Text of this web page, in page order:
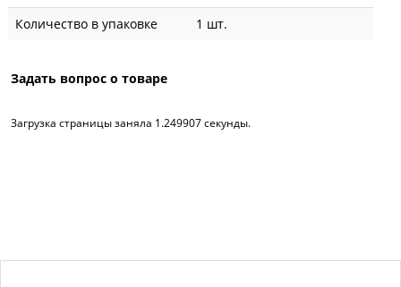
Количество в упаковке
1 шт.
Задать вопрос о товаре
Загрузка страницы заняла 1.249907 секунды.